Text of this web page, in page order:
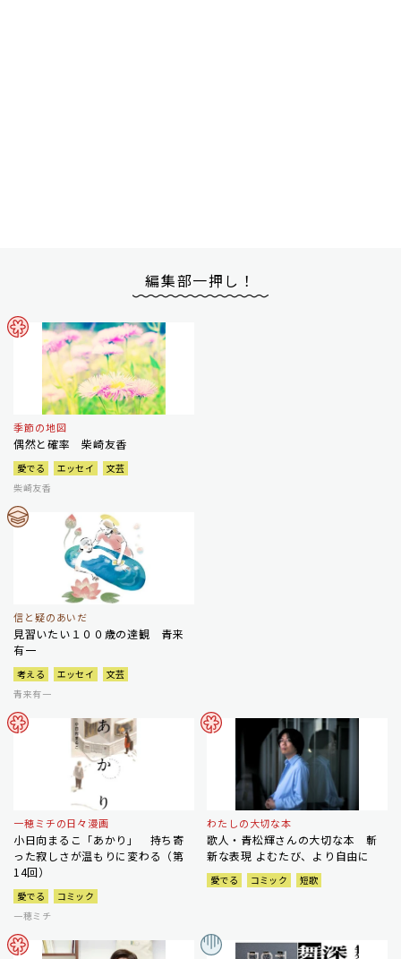
編集部一押し！
季節の地図
偶然と確率 柴崎友香
愛でる エッセイ
文芸
柴崎友香
信と疑のあいだ
見習いたい１００歳の達観 青来
有一
考える エッセイ
文芸
青来有一
一穂ミチの日々漫画
小日向まるこ「あかり」 持ち寄
った寂しさが温もりに変わる（第
14回）
愛でる
コミック
一穂ミチ
わたしの大切な本
歌人・青松輝さんの大切な本 斬
新な表現 よむたび、より自由に
愛でる コミック 短歌